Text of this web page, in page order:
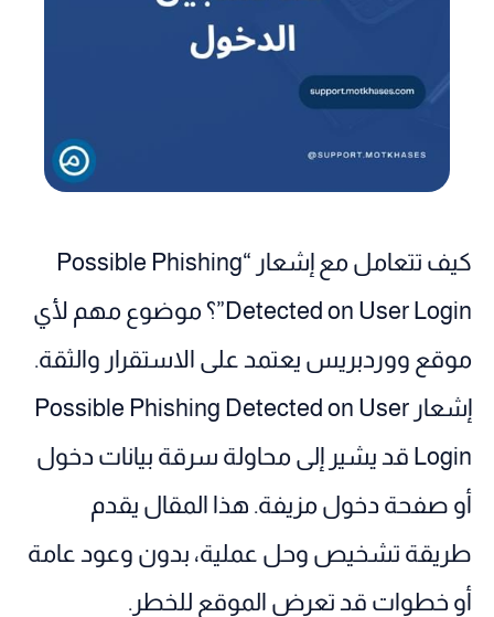
كيف تتعامل مع إشعار “Possible Phishing
Detected on User Login”؟ موضوع مهم لأي
موقع ووردبريس يعتمد على الاستقرار والثقة.
إشعار Possible Phishing Detected on User
Login قد يشير إلى محاولة سرقة بيانات دخول
أو صفحة دخول مزيفة. هذا المقال يقدم
طريقة تشخيص وحل عملية، بدون وعود عامة
أو خطوات قد تعرض الموقع للخطر.